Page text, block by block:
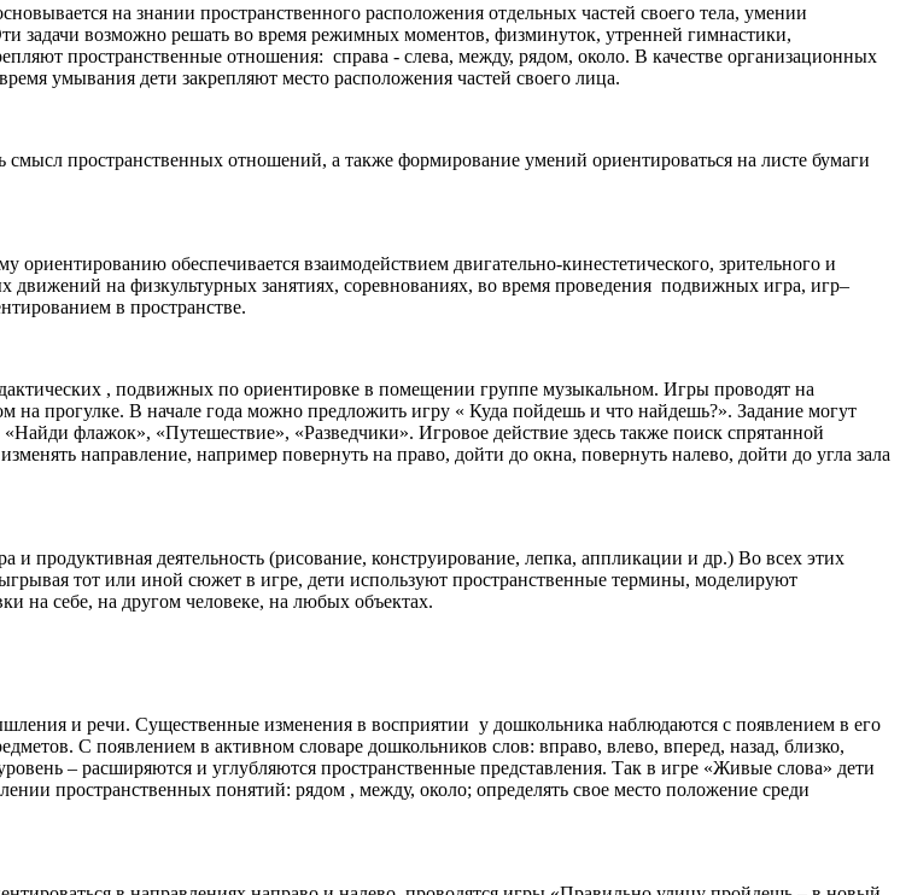
на знании пространственного расположения отдельных частей своего тела, умении
задачи возможно решать во время режимных моментов, физминуток, утренней гимнастики,
пространственные отношения: справа - слева, между, рядом, около. В качестве организационных
умывания дети закрепляют место расположения частей своего лица.
пространственных отношений, а также формирование умений ориентироваться на листе бумаги
обеспечивается взаимодействием двигательно-кинестетического, зрительного и
на физкультурных занятиях, соревнованиях, во время проведения подвижных игра, игр–
в пространстве.
, подвижных по ориентировке в помещении группе музыкальном. Игры проводят на
на прогулке. В начале года можно предложить игру « Куда пойдешь и что найдешь?». Задание могут
флажок», «Путешествие», «Разведчики». Игровое действие здесь также поиск спрятанной
направление, например повернуть на право, дойти до окна, повернуть налево, дойти до угла зала
продуктивная деятельность (рисование, конструирование, лепка, аппликации и др.) Во всех этих
тот или иной сюжет в игре, дети используют пространственные термины, моделируют
на себе, на другом человеке, на любых объектах.
и речи. Существенные изменения в восприятии у дошкольника наблюдаются с появлением в его
С появлением в активном словаре дошкольников слов: вправо, влево, вперед, назад, близко,
– расширяются и углубляются пространственные представления. Так в игре «Живые слова» дети
пространственных понятий: рядом , между, около; определять свое место положение среди